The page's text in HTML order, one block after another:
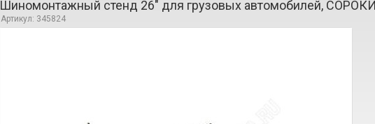
Шиномонтажный стенд 26" для грузовых автомобилей,
Артикул: 345824